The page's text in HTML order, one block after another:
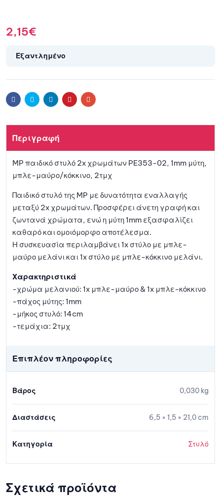
2,15€
Εξαντλημένο
FacebookTwitter LinkedinPinterestEmail
Περιγραφή
MP παιδικό στυλό 2x χρωμάτων PE353-02, 1mm μύτη,
μπλε-μαύρο/κόκκινο, 2τμχ
Παιδικό στυλό της MP με δυνατότητα εναλλαγής
μεταξύ 2x χρωμάτων. Προσφέρει άνετη γραφή και
ζωντανά χρώματα, ενώ η μύτη 1mm εξασφαλίζει
καθαρό και ομοιόμορφο αποτέλεσμα.
Η συσκευασία περιλαμβάνει 1x στύλο με μπλε-
μαύρο μελάνι και 1x στύλο με μπλε-κόκκινο μελάνι.
Χαρακτηριστικά
-χρώμα μελανιού: 1x μπλε-μαύρο & 1x μπλε-κόκκινο
-πάχος μύτης: 1mm
-μήκος στυλό: 14cm
-τεμάχια: 2τμχ
Επιπλέον πληροφορίες
Βάρος 0,030 kg
Διαστάσεις 6,5 × 1,5 × 21,0 cm
Κατηγορία Στυλό
Σχετικά προϊόντα